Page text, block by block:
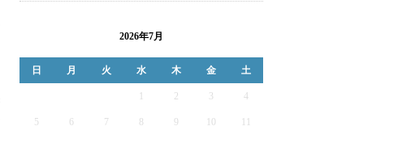
2026年7月
日 月 火 水 木 金 土
2 3 4
5 6 7 9